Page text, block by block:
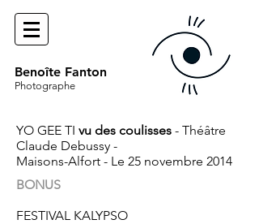
Benoîte Fanton
Photographe
YO GEE TI vu des coulisses - Théâtre
Claude Debussy -
Maisons-Alfort - Le 25 novembre 2014
BONUS
FESTIVAL KALYPSO